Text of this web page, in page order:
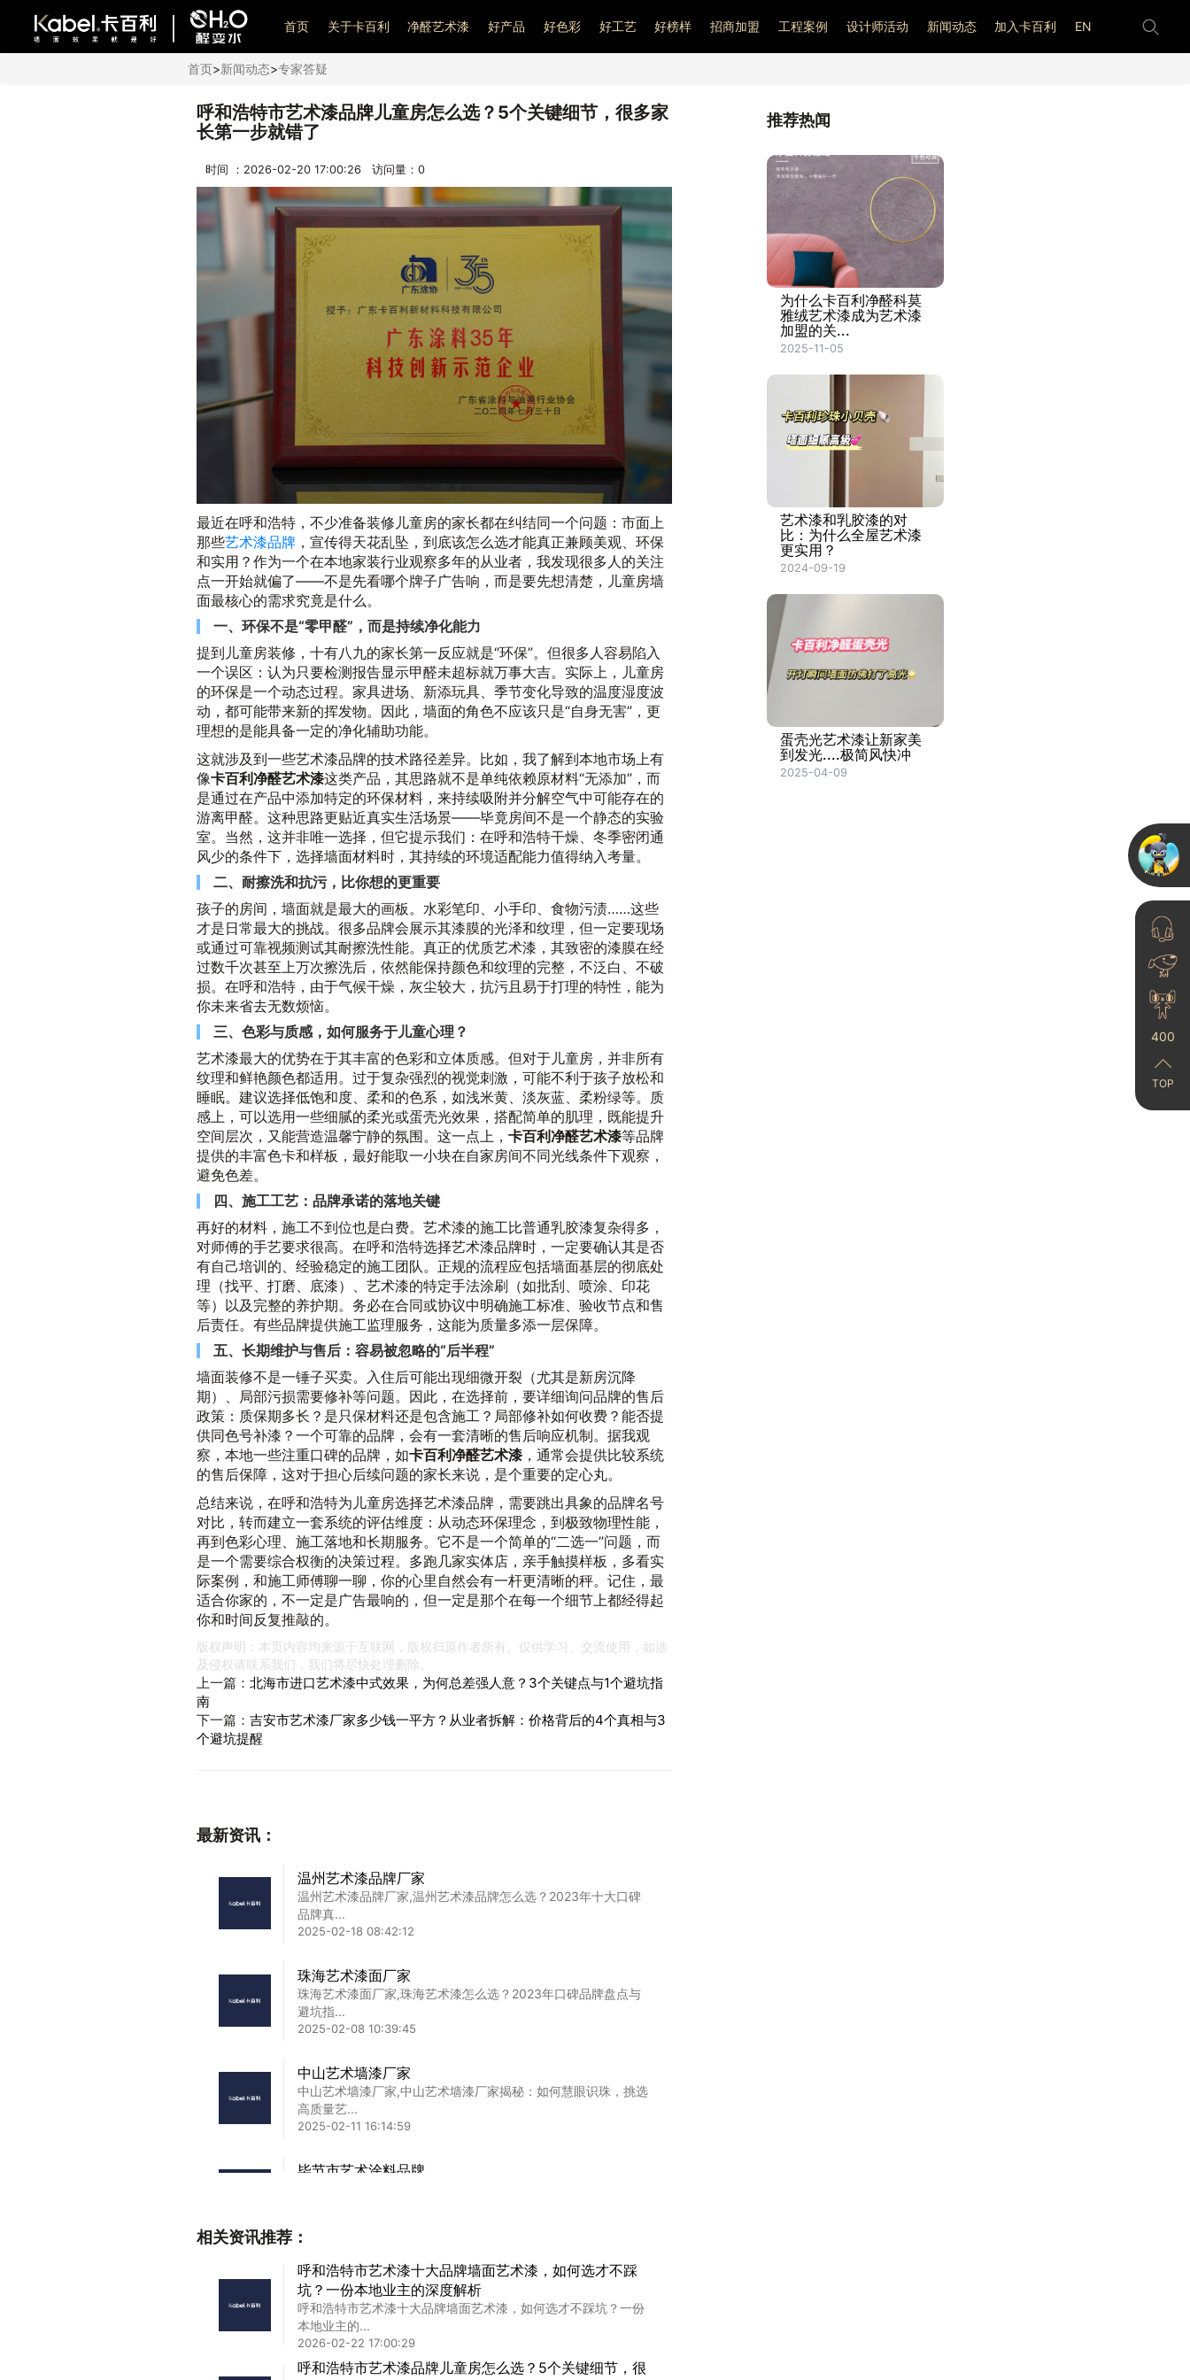
艺术漆加盟
首页 关于卡百利 净醛艺术漆 好产品 好色彩 好工艺 好榜样 招商加盟 工程案例 设计师活动 新闻动态 加入卡百利 EN
首页>新闻动态>专家答疑
呼和浩特市艺术漆品牌儿童房怎么选？5个关键细节，很多家
长第一步就错了
时间 ：2026-02-20 17:00:26 访问量： 0
最近在呼和浩特，不少准备装修儿童房的家长都在纠结同一个问题：市面上
那些艺术漆品牌 ，宣传得天花乱坠，到底该怎么选才能真正兼顾美观、环保
和实用？作为一个在本地家装行业观察多年的从业者，我发现很多人的关注
点一开始就偏了——不是先看哪个牌子广告响，而是要先想清楚，儿童房墙
面最核心的需求究竟是什么。
一、环保不是“零甲醛”，而是持续净化能力
提到儿童房装修，十有八九的家长第一反应就是“环保”。但很多人容易陷入
一个误区：认为只要检测报告显示甲醛未超标就万事大吉。实际上，儿童房
的环保是一个动态过程。家具进场、新添玩具、季节变化导致的温度湿度波
动，都可能带来新的挥发物。因此，墙面的角色不应该只是“自身无害”，更
理想的是能具备一定的净化辅助功能。
这就涉及到一些艺术漆品牌的技术路径差异。比如，我了解到本地市场上有
像卡百利净醛艺术漆这类产品，其思路就不是单纯依赖原材料“无添加”，而
是通过在产品中添加特定的环保材料，来持续吸附并分解空气中可能存在的
游离甲醛。这种思路更贴近真实生活场景——毕竟房间不是一个静态的实验
室。当然，这并非唯一选择，但它提示我们：在呼和浩特干燥、冬季密闭通
风少的条件下，选择墙面材料时，其持续的环境适配能力值得纳入考量。
二、耐擦洗和抗污，比你想的更重要
孩子的房间，墙面就是最大的画板。水彩笔印、小手印、食物污渍……这些
才是日常最大的挑战。很多品牌会展示其漆膜的光泽和纹理，但一定要现场
或通过可靠视频测试其耐擦洗性能。真正的优质艺术漆，其致密的漆膜在经
过数千次甚至上万次擦洗后，依然能保持颜色和纹理的完整，不泛白、不破
损。在呼和浩特，由于气候干燥，灰尘较大，抗污且易于打理的特性，能为
你未来省去无数烦恼。
三、色彩与质感，如何服务于儿童心理？
艺术漆最大的优势在于其丰富的色彩和立体质感。但对于儿童房，并非所有
纹理和鲜艳颜色都适用。过于复杂强烈的视觉刺激，可能不利于孩子放松和
睡眠。建议选择低饱和度、柔和的色系，如浅米黄、淡灰蓝、柔粉绿等。质
感上，可以选用一些细腻的柔光或蛋壳光效果，搭配简单的肌理，既能提升
空间层次，又能营造温馨宁静的氛围。这一点上， 卡百利净醛艺术漆等品牌
提供的丰富色卡和样板，最好能取一小块在自家房间不同光线条件下观察，
避免色差。
四、施工工艺：品牌承诺的落地关键
再好的材料，施工不到位也是白费。艺术漆的施工比普通乳胶漆复杂得多，
对师傅的手艺要求很高。在呼和浩特选择艺术漆品牌时，一定要确认其是否
有自己培训的、经验稳定的施工团队。正规的流程应包括墙面基层的彻底处
理（找平、打磨、底漆）、艺术漆的特定手法涂刷（如批刮、喷涂、印花
等）以及完整的养护期。务必在合同或协议中明确施工标准、验收节点和售
后责任。有些品牌提供施工监理服务，这能为质量多添一层保障。
五、长期维护与售后：容易被忽略的“后半程”
墙面装修不是一锤子买卖。入住后可能出现细微开裂（尤其是新房沉降
期）、局部污损需要修补等问题。因此，在选择前，要详细询问品牌的售后
政策：质保期多长？是只保材料还是包含施工？局部修补如何收费？能否提
供同色号补漆？一个可靠的品牌，会有一套清晰的售后响应机制。据我观
察，本地一些注重口碑的品牌，如卡百利净醛艺术漆 ，通常会提供比较系统
的售后保障，这对于担心后续问题的家长来说，是个重要的定心丸。
总结来说，在呼和浩特为儿童房选择艺术漆品牌，需要跳出具象的品牌名号
对比，转而建立一套系统的评估维度：从动态环保理念，到极致物理性能，
再到色彩心理、施工落地和长期服务。它不是一个简单的“二选一”问题，而
是一个需要综合权衡的决策过程。多跑几家实体店，亲手触摸样板，多看实
际案例，和施工师傅聊一聊，你的心里自然会有一杆更清晰的秤。记住，最
适合你家的，不一定是广告最响的，但一定是那个在每一个细节上都经得起
你和时间反复推敲的。
版权声明：本页内容均来源于互联网，版权归原作者所有。仅供学习、交流使用，如涉
及侵权请联系我们，我们将尽快处理删除。
上一篇： 北海市进口艺术漆中式效果，为何总差强人意？3个关键点与1个避坑指
南
下一篇： 吉安市艺术漆厂家多少钱一平方？从业者拆解：价格背后的4个真相与3
个避坑提醒
最新资讯：
温州艺术漆品牌厂家
温州艺术漆品牌厂家,温州艺术漆品牌怎么选？2023年十大口碑
品牌真...
2025-02-18 08:42:12
珠海艺术漆面厂家
珠海艺术漆面厂家,珠海艺术漆怎么选？2023年口碑品牌盘点与
避坑指...
2025-02-08 10:39:45
中山艺术墙漆厂家
中山艺术墙漆厂家,中山艺术墙漆厂家揭秘：如何慧眼识珠，挑选
高质量艺...
2025-02-11 16:14:59
毕节市艺术涂料品牌
苏州加盟艺术漆行业
苏州加盟艺术漆行业,苏州艺术漆加盟怎么选？2023年十大品牌
深度解...
2025-02-24 09:49:47
无锡墙艺艺术漆品牌
相关资讯推荐：
呼和浩特市艺术漆十大品牌墙面艺术漆，如何选才不踩
坑？一份本地业主的深度解析
呼和浩特市艺术漆十大品牌墙面艺术漆，如何选才不踩坑？一份
本地业主的...
2026-02-22 17:00:29
呼和浩特市艺术漆品牌儿童房怎么选？5个关键细节，很
推荐热闻
​为什么卡百利净醛科莫
雅绒艺术漆成为艺术漆
加盟的关...
2025-11-05
艺术漆和乳胶漆的对
比：为什么全屋艺术漆
更实用？
2024-09-19
蛋壳光艺术漆让新家美
到发光....极简风快冲
2025-04-09
400
TOP